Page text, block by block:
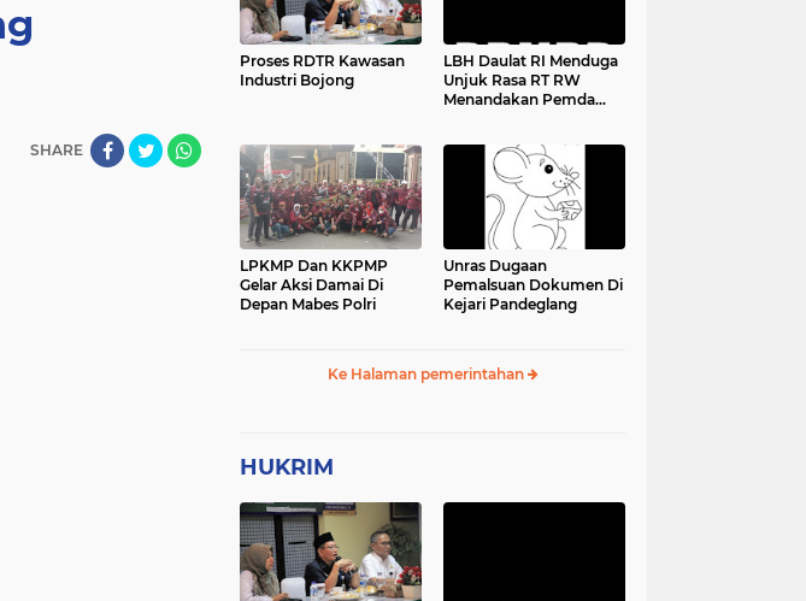
SHARE
Proses RDTR Kawasan
Industri Bojong
LBH Daulat RI Menduga
Unjuk Rasa RT RW
Menandakan Pemda
Kemana Kepala DPMPD
LPKMP Dan KKPMP
Gelar Aksi Damai Di
Depan Mabes Polri
Unras Dugaan
Pemalsuan Dokumen Di
Kejari Pandeglang
Ke Halaman pemerintahan
HUKRIM